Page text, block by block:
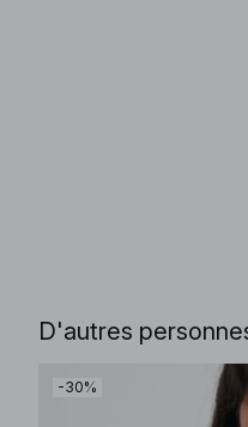
D'autres
-30%